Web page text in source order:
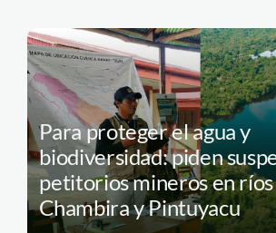
Para proteger el agua y
biodiversidad: piden
petitorios mineros en ríos
Chambira y Pintuyacu